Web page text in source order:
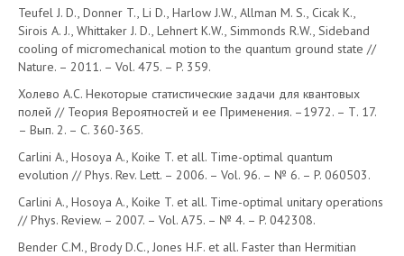
Teufel J. D., Donner T., Li D., Harlow J.W., Allman M. S., Cicak K.,
Sirois A. J., Whittaker J. D., Lehnert K.W., Simmonds R.W., Sideband
cooling of micromechanical motion to the quantum ground state //
Nature. – 2011. – Vol. 475. – P. 359.
Холево А.С. Некоторые статистические задачи для квантовых
полей // Теория Вероятностей и ее Применения. –1972. – Т. 17.
– Вып. 2. – С. 360-365.
Carlini A., Hosoya A., Koike T. et all. Time-optimal quantum
evolution // Phys. Rev. Lett. – 2006. – Vol. 96. – № 6. – P. 060503.
Carlini A., Hosoya A., Koike T. et all. Time-optimal unitary operations
// Phys. Review. – 2007. – Vol. A75. – № 4. – P. 042308.
Bender C.M., Brody D.C., Jones H.F. et all. Faster than Hermitian